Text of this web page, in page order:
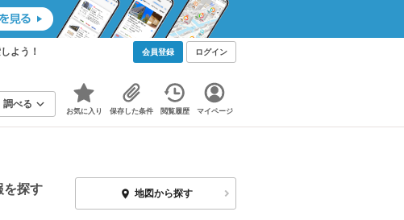
よう！ 会員登録 ログイン
調べる
お気に入り 保存した条件 閲覧履歴 マイページ
を探す 地図から探す